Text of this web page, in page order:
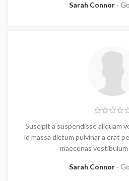
Sarah Connor
Suscipit a suspendisse aliquam
id massa dictum pulvinar a erat
maecenas
Sarah Connor